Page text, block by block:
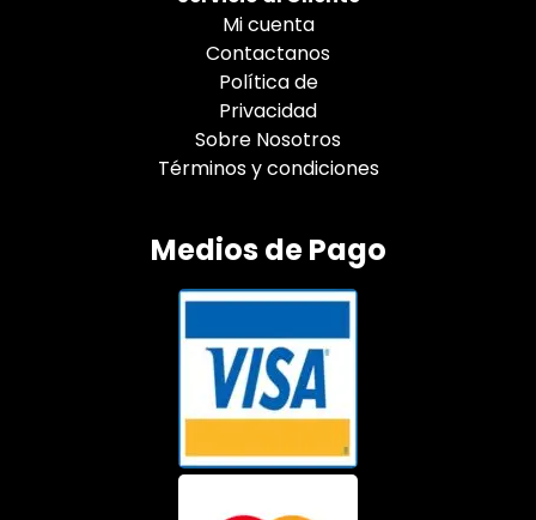
Mi cuenta
Contactanos
Política de
Privacidad
Sobre Nosotros
Términos y condiciones
Medios de Pago